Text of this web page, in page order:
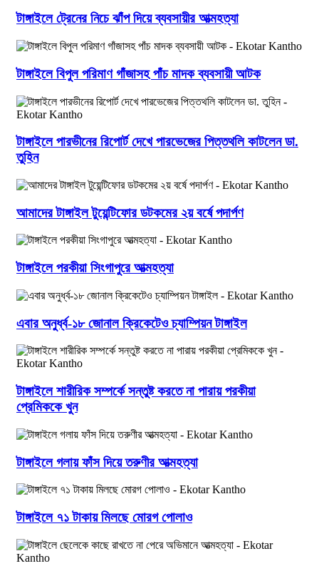
টাঙ্গাইলে ট্রেনের নিচে ঝাঁপ দিয়ে ব্যবসায়ীর আত্মহত্যা
টাঙ্গাইলে বিপুল পরিমাণ গাঁজাসহ পাঁচ মাদক ব্যবসায়ী আটক
টাঙ্গাইলে পারভীনের রিপোর্ট দেখে পারভেজের পিত্তথলি কাটলেন ডা.
তুহিন
আমাদের টাঙ্গাইল টুয়েন্টিফোর ডটকমের ২য় বর্ষে পদার্পণ
টাঙ্গাইলে পরকীয়া সিংগাপুরে আত্মহত্যা
এবার অনুর্ধ্ব-১৮ জোনাল ক্রিকেটেও চ্যাম্পিয়ন টাঙ্গাইল
টাঙ্গাইলে শারীরিক সম্পর্কে সন্তুষ্ট করতে না পারায় পরকীয়া
প্রেমিককে খুন
টাঙ্গাইলে গলায় ফাঁস দিয়ে তরুণীর আত্মহত্যা
টাঙ্গাইলে ৭১ টাকায় মিলছে মোরগ পোলাও